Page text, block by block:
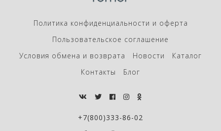
Политика конфиденциальности и оферта
Пользовательское соглашение
Условия обмена и возврата
Новости
Каталог
Контакты
Блог
+7(800)333-86-02